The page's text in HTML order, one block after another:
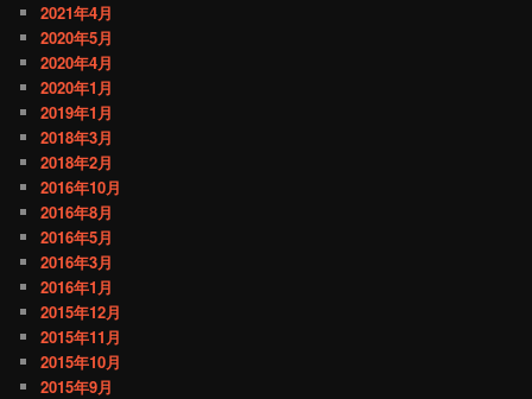
2021年4月
2020年5月
2020年4月
2020年1月
2019年1月
2018年3月
2018年2月
2016年10月
2016年8月
2016年5月
2016年3月
2016年1月
2015年12月
2015年11月
2015年10月
2015年9月